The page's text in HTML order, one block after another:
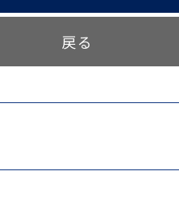
戻る